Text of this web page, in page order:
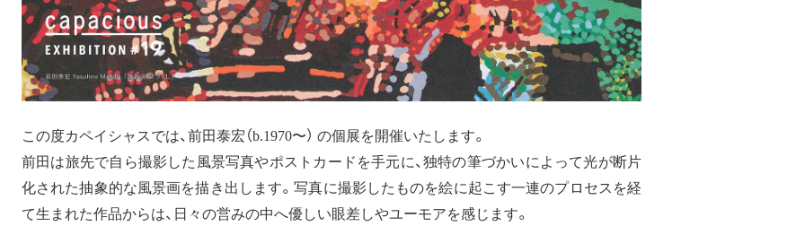
この度カペイシャスでは、前田泰宏（b.1970〜） の個展を開催いたします。
前田は旅先で自ら撮影した風景写真やポストカードを手元に、独特の筆づかいによって光が断片
化された抽象的な風景画を描き出します。写真に撮影したものを絵に起こす一連のプロセスを経
て生まれた作品からは、日々の営みの中へ優しい眼差しやユーモアを感じます。